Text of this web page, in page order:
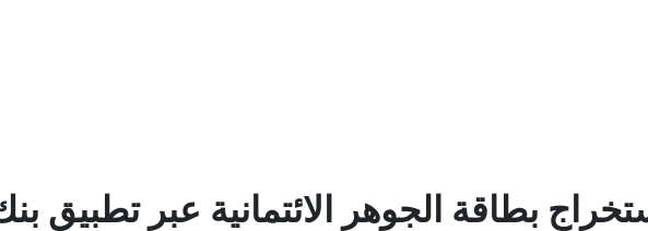
بطاقة الجوهر الائتمانية عبر تطبيق